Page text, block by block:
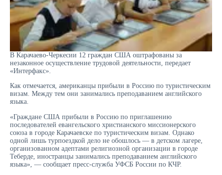
В Карачаево-Черкесии 12 граждан США оштрафованы за
незаконное осуществление трудовой деятельности, передает
«Интерфакс».
Как отмечается, американцы прибыли в Россию по туристическим
визам. Между тем они занимались преподаванием английского
языка.
«Граждане США прибыли в Россию по приглашению
последователей евангельского христианского миссионерского
союза в городе Карачаевске по туристическим визам. Однако
одной лишь турпоездкой дело не обошлось — в детском лагере,
организованном адептами религиозной организации в городе
Теберде, иностранцы занимались преподаванием английского
языка», — сообщает пресс-служба УФСБ России по КЧР.